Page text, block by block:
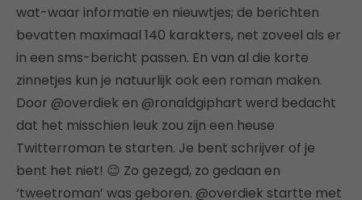
wat-waar informatie en nieuwtjes; de berichten
bevatten maximaal 140 karakters, net zoveel als er
in een sms-bericht passen. En van al die korte
zinnetjes kun je natuurlijk ook een roman maken.
Door @overdiek en @ronaldgiphart werd bedacht
dat het misschien leuk zou zijn een heuse
Twitterroman te starten. Je bent schrijver of je
bent het niet! 😉 Zo gezegd, zo gedaan en
‘tweetroman’ was geboren. @overdiek startte met